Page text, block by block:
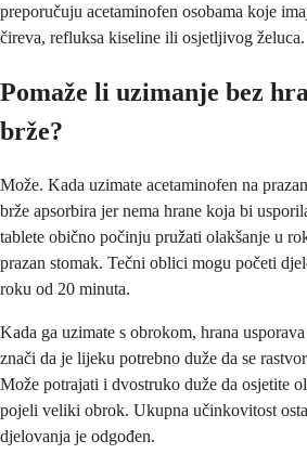
preporučuju acetaminofen osobama koje
čireva, refluksa kiseline ili osjetljivog želuca.
Pomaže li uzimanje bez
brže?
Može. Kada uzimate acetaminofen na
brže apsorbira jer nema hrane koja bi
tablete obično počinju pružati olakšanje u
prazan stomak. Tečni oblici mogu početi
roku od 20 minuta.
Kada ga uzimate s obrokom, hrana
znači da je lijeku potrebno duže da se
Može potrajati i dvostruko duže da osjetite
pojeli veliki obrok. Ukupna učinkovitost
djelovanja je odgođen.